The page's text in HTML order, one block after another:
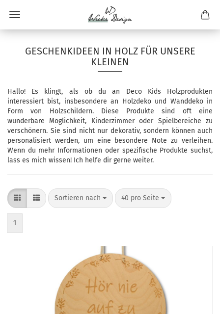
GESCHENKIDEEN IN HOLZ FÜR UNSERE
KLEINEN
Hallo! Es klingt, als ob du an Deco Kids Holzprodukten
interessiert bist, insbesondere an Holzdeko und Wanddeko in
Form von Holzschildern. Diese Produkte sind oft eine
wunderbare Möglichkeit, Kinderzimmer oder Spielbereiche zu
verschönern. Sie sind nicht nur dekorativ, sondern können auch
personalisiert werden, um eine besondere Note zu verleihen.
Wenn du mehr Informationen oder spezifische Produkte suchst,
lass es mich wissen! Ich helfe dir gerne weiter.
Sortieren nach
Sortieren nach 40 pro Seite
pro Seite
1